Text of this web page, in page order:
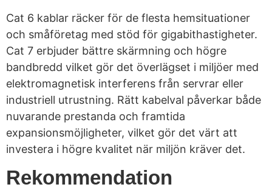
Cat 6 kablar räcker för de flesta hemsituationer
och småföretag med stöd för gigabithastigheter.
Cat 7 erbjuder bättre skärmning och högre
bandbredd vilket gör det överlägset i miljöer med
elektromagnetisk interferens från servrar eller
industriell utrustning. Rätt kabelval påverkar både
nuvarande prestanda och framtida
expansionsmöjligheter, vilket gör det värt att
investera i högre kvalitet när miljön kräver det.
Rekommendation